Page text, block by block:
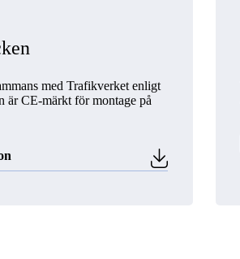
med Trafikverket enligt
är CE-märkt för montage på